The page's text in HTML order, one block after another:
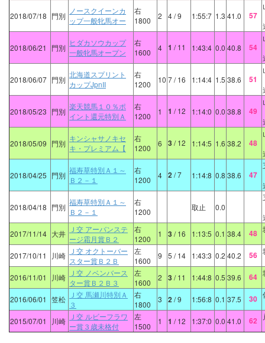
2018/07/18 門別
ノースクイーンカ
ップ一般牝馬オー
右
1800
2 4/ 9 1:55:7 1.3 41.0 57
2018/06/21 門別
ヒダカソウカップ
一般牝馬オープン
右
1600
4 1 / 11 1:43:4 0.0 40.8 54
2018/06/07 門別
北海道スプリント
カップJpnII
右
1200
10 7/ 16 1:14:4 1.5 38.6 51
2018/05/23 門別
楽天競馬１０％ポ
イント還元特別Ａ
右
1200
1 1 / 12 1:14:0 0.0 38.8 49
2018/05/09 門別
キンシャサノキセ
キ・プレミアム【
右
1200
6 3/ 12 1:14:5 1.6 38.2 48
2018/04/25 門別
福寿草特別Ａ１～
Ｂ２－１
右
1200
4 2/ 7 1:14:8 0.8 38.6 47
2018/04/18 門別
福寿草特別Ａ１～
Ｂ２－１
右
1200
取止 0.0
2017/11/14 大井
Ｊ交 アーバンステ
ージ霜月賞Ｂ２
右
1200
1 3/ 16 1:13:5 0.1 38.4 48
2017/10/11
川崎
Ｊ交 オクトーバー
スター賞Ｂ２Ｂ
左
1600
9 5 / 14 1:43:3 0.2 40.2 56
2016/11/01
川崎
Ｊ交 ノベンバース
ター賞Ｂ２Ｂ３
左
1600
2 3/ 11 1:44:8 0.5 39.6 64
2016/06/01 笠松
Ｊ交 馬瀬川特別Ａ
３
右
1800
3 2/ 9 1:56:8 0.1 37.5 30
2015/07/01
川崎
Ｊ交 ルビーフラワ
ー賞３歳未格付
左
1500
1 1 / 12 1:37:0 0.0 41.0 62